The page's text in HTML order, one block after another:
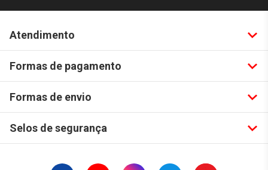
Atendimento
Formas de pagamento
Formas de envio
Selos de segurança